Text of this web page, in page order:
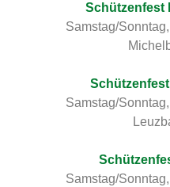
Schützenfest
Samstag/
Samstag/
Samstag/